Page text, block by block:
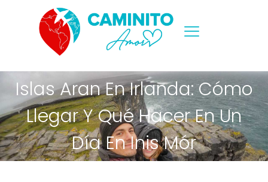
Islas Aran En Irlanda: Cómo
Llegar Y Qué Hacer En Un
Día En Inis Mór